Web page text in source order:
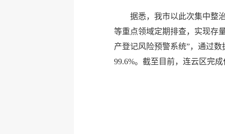
据悉，我市以此次集中整
等重点领域定期排查，实现存
产登记风险预警系统”，通过
99.6%。截至目前，连云区完